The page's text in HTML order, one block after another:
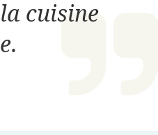
cuisine